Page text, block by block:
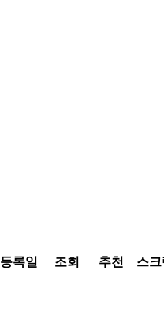
등록일 조회 추천 스